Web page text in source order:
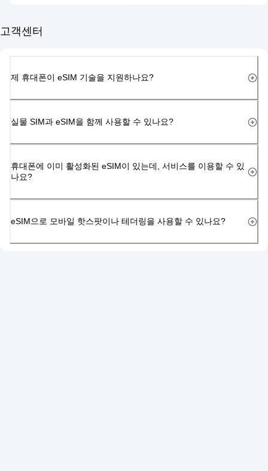
고객센터
제 휴대폰이 eSIM 기술을 지원하나요?
실물 SIM과 eSIM을 함께 사용할 수 있나요?
휴대폰에 이미 활성화된 eSIM이 있는데, 서비스를 이용할 수 있
나요?
eSIM으로 모바일 핫스팟이나 테더링을 사용할 수 있나요?